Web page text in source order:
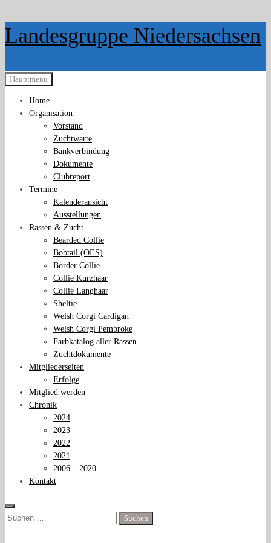
Zurück
zum
Landesgruppe Niedersachsen
Hauptmenü
Home
Organisation
Vorstand
Zuchtwarte
Bankverbindung
Dokumente
Clubreport
Termine
Kalenderansicht
Ausstellungen
Rassen & Zucht
Bearded Collie
Bobtail (OES)
Border Collie
Collie Kurzhaar
Collie Langhaar
Sheltie
Welsh Corgi Cardigan
Welsh Corgi Pembroke
Farbkatalog aller Rassen
Zuchtdokumente
Mitgliederseiten
Erfolge
Mitglied werden
Chronik
2024
2023
2022
2021
2006 – 2020
Kontakt
Suchen